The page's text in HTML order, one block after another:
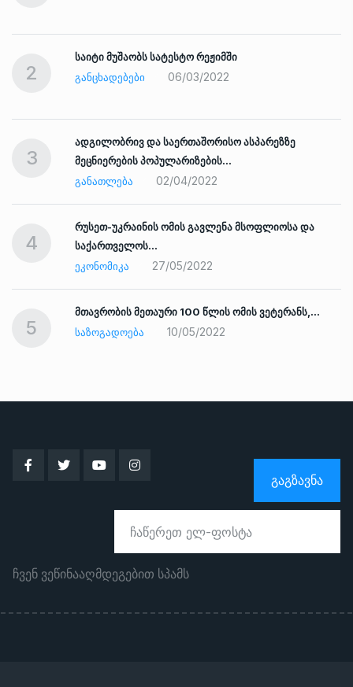
2
საიტი მუშაობს სატესტო რეჟიმში
ᲒᲐᲜᲪᲮᲐᲓᲔᲑᲔᲑᲘ
06/03/2022
3
ადგილობრივ და საერთაშორისო ასპარეზზე
მეცნიერების პოპულარიზების…
ᲒᲐᲜᲐᲗᲚᲔᲑᲐ
02/04/2022
4
რუსეთ-უკრაინის ომის გავლენა მსოფლიოსა და
საქართველოს…
ᲔᲙᲝᲜᲝᲛᲘᲙᲐ
27/05/2022
5
მთავრობის მეთაური 100 წლის ომის ვეტერანს,…
ᲡᲐᲖᲝᲒᲐᲓᲝᲔᲑᲐ
10/05/2022
ᲒᲐᲒᲖᲐᲕᲜᲐ
ჩვენ ვეწინააღმდეგებით სპამს